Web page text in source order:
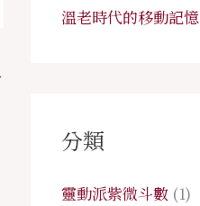
溫老時代的移動記憶
分類
靈動派紫微斗數 (1)